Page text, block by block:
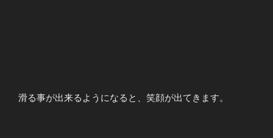
滑る事が出来るようになると、笑顔が出てきます。